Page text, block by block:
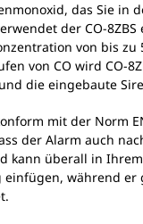
das Sie in
der CO-
von bis zu
von CO wird CO-
die eingebaute
mit der Norm
der Alarm auch
kann überall in
während er